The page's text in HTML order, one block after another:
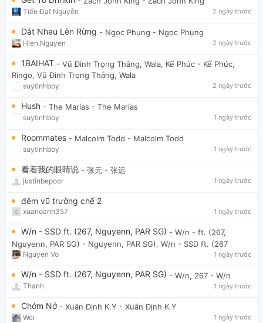
Tiến Đạt Nguyễn 2 ngày trước
Dắt Nhau Lên Rừng - Ngọc Phụng - Ngọc Phụng
Hien Nguyen 2 ngày trước
1BAIHAT - Vũ Đinh Trọng Thắng, Wala, Kế Phúc - Kế Phúc,
Ringo, Vũ Đinh Trọng Thắng, Wala
suytinhboy 2 ngày trước
Hush - The Marías - The Marías
suytinhboy 1 ngày trước
Roommates - Malcolm Todd - Malcolm Todd
suytinhboy 1 ngày trước
看着我的眼睛说 - 张元 - 张远
justinbepoor 1 ngày trước
đêm vũ trường chế 2
xuanoanh357 1 ngày trước
W/n - SSD ft. (267, Nguyenn, PAR SG) - W/n - ft. (267,
Nguyenn, PAR SG) - Nguyenn, PAR SG), W/n - SSD ft. (267
Nguyen Vo 1 ngày trước
W/n - SSD ft. (267, Nguyenn, PAR SG) - W/n, 267 - W/n
Thanh 1 ngày trước
Chớm Nở - Xuân Định K.Y - Xuân Định K.Y
Wei 1 ngày trước